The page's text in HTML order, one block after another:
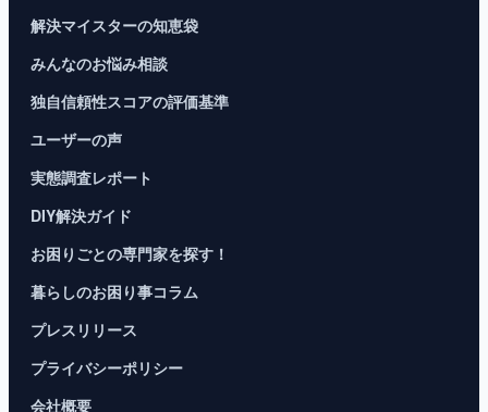
解決マイスターの知恵袋
みんなのお悩み相談
独自信頼性スコアの評価基準
ユーザーの声
実態調査レポート
DIY解決ガイド
お困りごとの専門家を探す！
暮らしのお困り事コラム
プレスリリース
プライバシーポリシー
会社概要